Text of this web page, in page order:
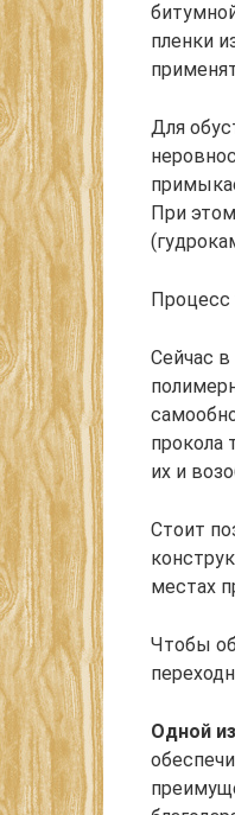
пленки
Для
При
Процесс
Сейчас
прокола
их и
Стоит
местах
Чтобы
Одной